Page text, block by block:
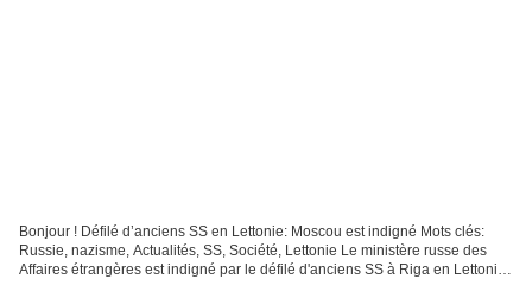
Bonjour ! Défilé d’anciens SS en Lettonie: Moscou est indigné Mots clés:
Russie, nazisme, Actualités, SS, Société, Lettonie Le ministère russe des
Affaires étrangères est indigné par le défilé d'anciens SS à Riga en Lettonie.